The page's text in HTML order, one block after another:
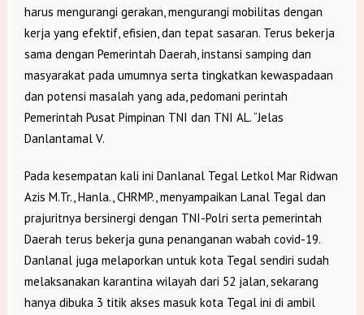
harus mengurangi gerakan, mengurangi mobilitas dengan
kerja yang efektif, efisien, dan tepat sasaran. Terus bekerja
sama dengan Pemerintah Daerah, instansi samping dan
masyarakat pada umumnya serta tingkatkan kewaspadaan
dan potensi masalah yang ada, pedomani perintah
Pemerintah Pusat Pimpinan TNI dan TNI AL. “Jelas
Danlantamal V.
Pada kesempatan kali ini Danlanal Tegal Letkol Mar Ridwan
Azis M.Tr., Hanla., CHRMP., menyampaikan Lanal Tegal dan
prajuritnya bersinergi dengan TNI-Polri serta pemerintah
Daerah terus bekerja guna penanganan wabah covid-19.
Danlanal juga melaporkan untuk kota Tegal sendiri sudah
melaksanakan karantina wilayah dari 52 jalan, sekarang
hanya dibuka 3 titik akses masuk kota Tegal ini di ambil